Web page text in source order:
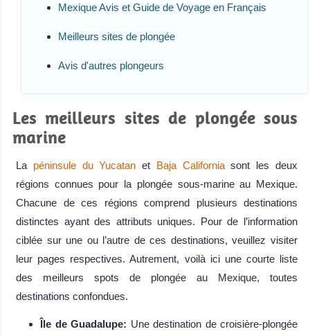
Mexique Avis et Guide de Voyage en Français
Meilleurs sites de plongée
Avis d'autres plongeurs
Les meilleurs sites de plongée sous
marine
Lapéninsule du Yucatanet Baja Californiasont les deux
régions connues pour la plongée sous-marine au Mexique.
Chacune de ces régions comprend plusieurs destinations
distinctes ayant des attributs uniques. Pour de l’information
ciblée sur une ou l’autre de ces destinations, veuillez visiter
leur pages respectives. Autrement, voilà ici une courte liste
des meilleurs spots de plongée au Mexique, toutes
destinations confondues.
Île de Guadalupe: Une destination de croisière-plongée